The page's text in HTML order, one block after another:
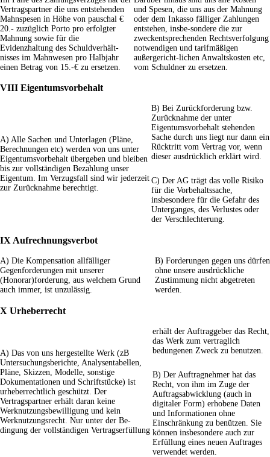
Vertragspartner die uns entstehenden
Mahnspesen in Höhe von pauschal €
20.- zuzüglich Porto pro erfolgter
Mahnung sowie für die
Evidenzhaltung des Schuldverhält-
nisses im Mahnwesen pro Halbjahr
einen Betrag von 15.-€ zu ersetzen.
und Spesen, die uns aus der Mahnung
oder dem Inkasso fälliger Zahlungen
entstehen, insbe-sondere die zur
zweckentsprechenden Rechtsverfolgung
notwendigen und tarifmäßigen
außergericht-lichen Anwaltskosten etc,
vom Schuldner zu ersetzen.
VIII Eigentumsvorbehalt
A) Alle Sachen und Unterlagen (Pläne,
Berechnungen etc) werden von uns unter
Eigentumsvorbehalt übergeben und bleiben
bis zur vollständigen Bezahlung unser
Eigentum. Im Verzugsfall sind wir jederzeit
zur Zurücknahme berechtigt.
B) Bei Zurückforderung bzw.
Zurücknahme der unter
Eigentumsvorbehalt stehenden
Sache durch uns liegt nur dann ein
Rücktritt vom Vertrag vor, wenn
dieser ausdrücklich erklärt wird.
C) Der AG trägt das volle Risiko
für die Vorbehaltssache,
insbesondere für die Gefahr des
Unterganges, des Verlustes oder
der Verschlechterung.
IX Aufrechnungsverbot
A) Die Kompensation allfälliger
Gegenforderungen mit unserer
(Honorar)forderung, aus welchem Grund
auch immer, ist unzulässig.
B) Forderungen gegen uns dürfen
ohne unsere ausdrückliche
Zustimmung nicht abgetreten
werden.
X Urheberrecht
A) Das von uns hergestellte Werk (zB
Untersuchungsberichte, Analysentabellen,
Pläne, Skizzen, Modelle, sonstige
Dokumentationen und Schriftstücke) ist
urheberrechtlich geschützt. Der
Vertragspartner erhält daran keine
Werknutzungsbewilligung und kein
Werknutzungsrecht. Nur unter der Be-
dingung der vollständigen Vertragserfüllung
erhält der Auftraggeber das Recht,
das Werk zum vertraglich
bedungenen Zweck zu benutzen.
B) Der Auftragnehmer hat das
Recht, von ihm im Zuge der
Auftragsabwicklung (auch in
digitaler Form) erhobene Daten
und Informationen ohne
Einschränkung zu benützen. Sie
können insbesondere auch zur
Erfüllung eines neuen Auftrages
verwendet werden.